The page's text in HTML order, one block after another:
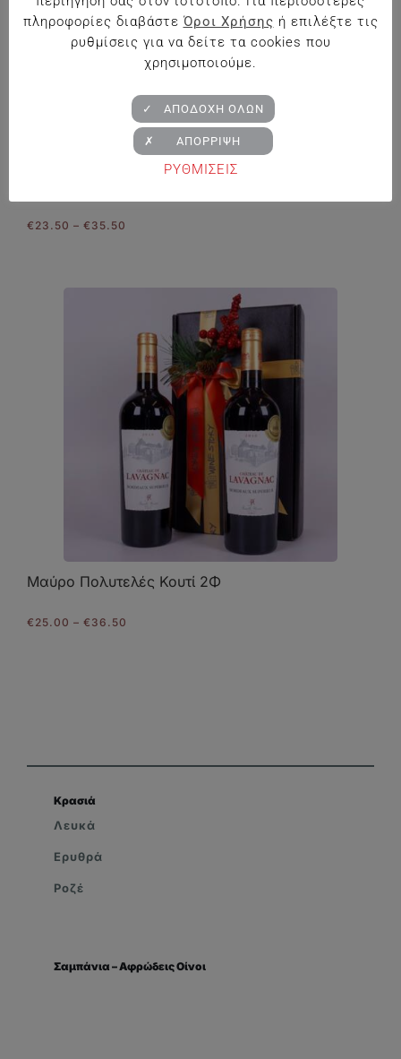
€ 23.50 – € 35.50
€35.50
Μαύρο Πολυτελές Κουτί 2Φ
€ 25.00 – € 36.50
Κρασιά
Λευκά
Ερυθρά
Ροζέ
Σαμπάνια – Αφρώδεις Οίνοι
πληροφορίες διαβάστε Όροι Χρήσης ή επιλέξτε τις
ρυθμίσεις για να δείτε τα cookies που
χρησιμοποιούμε.
ΡΥΘΜΙΣΕΙΣ
✓ ΑΠΟΔΟΧΗ ΟΛΩΝ
✗ ΑΠΟΡΡΙΨΗ